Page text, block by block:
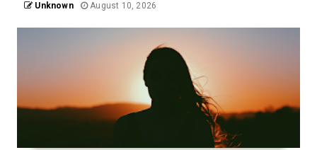
Unknown August 10, 2026